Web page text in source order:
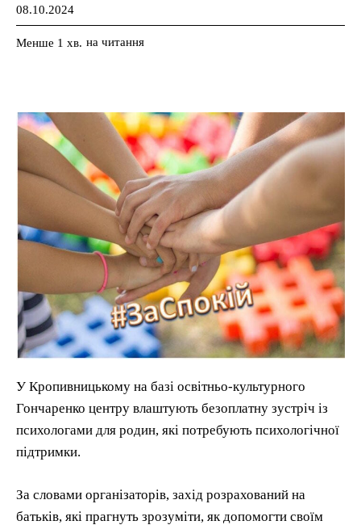
08.10.2024
Менше 1 хв. на читання
У Кропивницькому на базі освітньо-культурного
Гончаренко центру влаштують безоплатну зустріч із
психологами для родин, які потребують психологічної
підтримки.
За словами організаторів, захід розрахований на
батьків, які прагнуть зрозуміти, як допомогти своїм